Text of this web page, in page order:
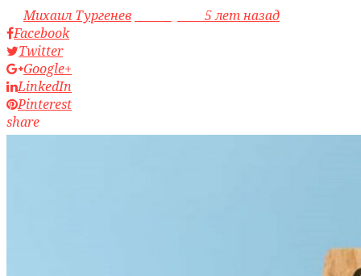
byМихаил Тургенев
5 лет назад
Facebook
Twitter
Google+
LinkedIn
Pinterest
share